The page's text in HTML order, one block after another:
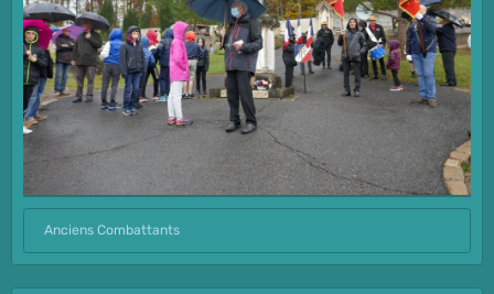
Anciens Combattants